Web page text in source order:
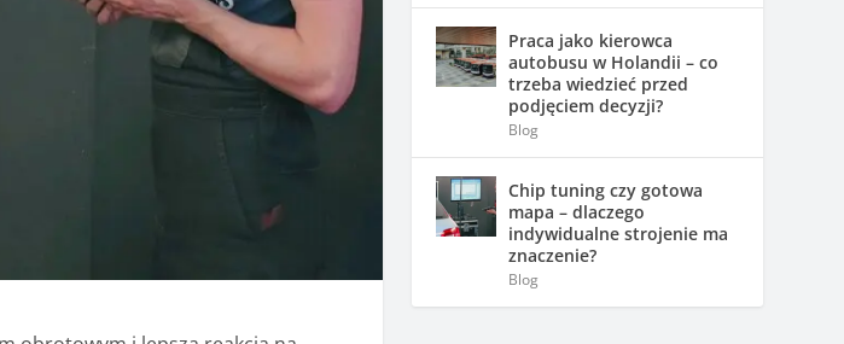
Praca jako kierowca
autobusu w Holandii – co
trzeba wiedzieć przed
podjęciem decyzji?
Blog
Chip tuning czy gotowa
mapa – dlaczego
indywidualne strojenie ma
znaczenie?
Blog